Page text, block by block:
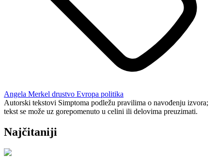
Angela Merkel drustvo Evropa politika
Autorski tekstovi Simptoma podležu pravilima o navođenju izvora;
tekst se može uz gorepomenuto u celini ili delovima preuzimati.
Najčitaniji